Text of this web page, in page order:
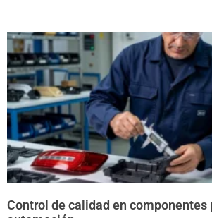
Control de calidad en componentes